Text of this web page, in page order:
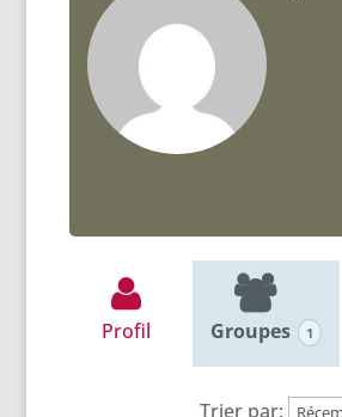
Profil Groupes 1
Trier par: